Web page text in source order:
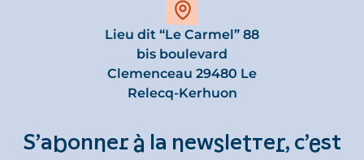
Lieu dit “Le Carmel” 88
bis boulevard
Clemenceau 29480 Le
Relecq-Kerhuon
S’abonner à la newsletter, c’est